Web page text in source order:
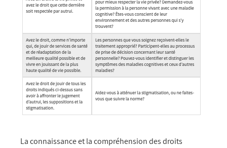
La connaissance et la compréhension des droits